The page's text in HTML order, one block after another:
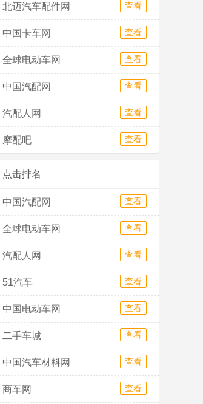
北迈汽车配件网 查看
中国卡车网 查看
全球电动车网 查看
中国汽配网 查看
汽配人网 查看
摩配吧 查看
点击排名
中国汽配网 查看
全球电动车网 查看
汽配人网 查看
51汽车 查看
中国电动车网 查看
二手车城 查看
中国汽车材料网 查看
商车网 查看